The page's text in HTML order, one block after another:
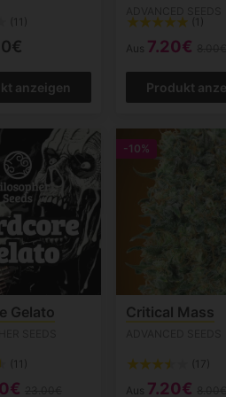
(11)
anzeigen
(1)
Aus 7.20€
Produkt
Gelato
(11)
-10%
Critical Mass
(17)
Aus 7.20€